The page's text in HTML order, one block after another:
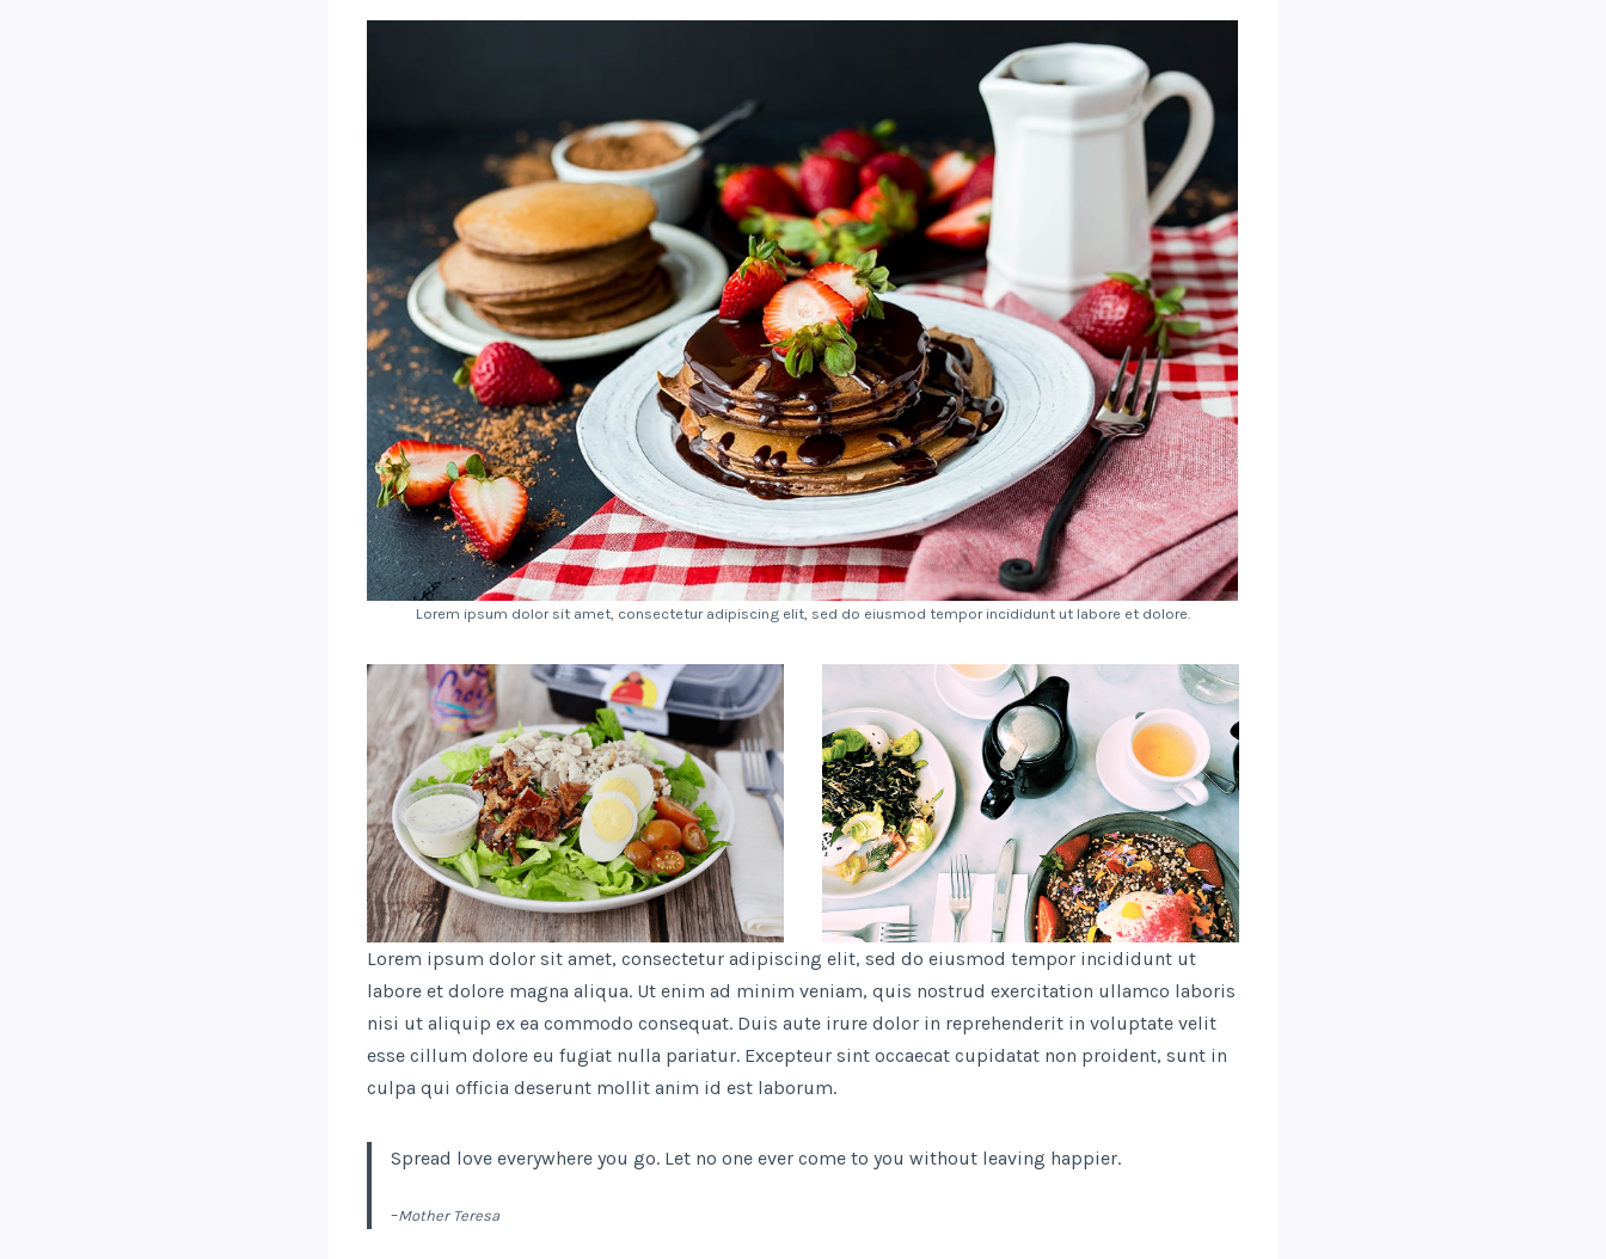
Lorem ipsum dolor sit amet, consectetur adipiscing elit, sed do eiusmod tempor incididunt ut labore et dolore.
Lorem ipsum dolor sit amet, consectetur adipiscing elit, sed do eiusmod tempor incididunt ut
labore et dolore magna aliqua. Ut enim ad minim veniam, quis nostrud exercitation ullamco laboris
nisi ut aliquip ex ea commodo consequat. Duis aute irure dolor in reprehenderit in voluptate velit
esse cillum dolore eu fugiat nulla pariatur. Excepteur sint occaecat cupidatat non proident, sunt in
culpa qui officia deserunt mollit anim id est laborum.
Spread love everywhere you go. Let no one ever come to you without leaving happier.
–Mother Teresa